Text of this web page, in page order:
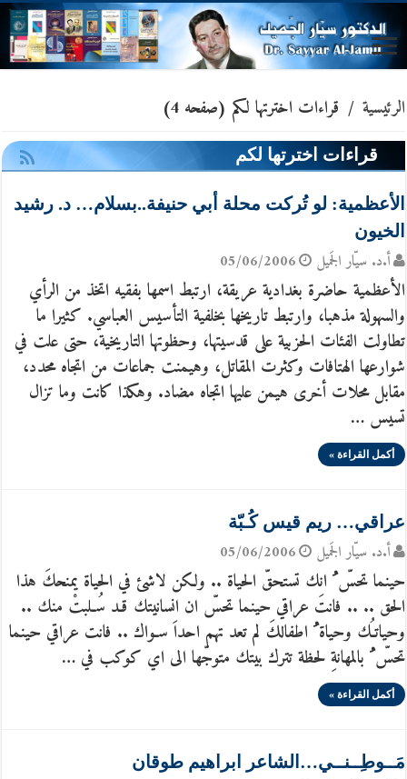
الرئيسية / قراءات اخترتها لكم (صفحه 4)
قراءات اخترتها لكم
الأعظمية: لو تُركت محلة أبي حنيفة..بسلام… د. رشيد
الخيون
أ.د. سيّار الجَميل 05/06/2006
الأعظمية حاضرة بغدادية عريقة، ارتبط اسمها بفقيه اتخذ من الرأي
والسهولة مذهبا، وارتبط تاريخها بخلفية التأسيس العباسي. كثيرا ما
تطاولت الفئات الحزبية على قدسيتها، وحظوتها التاريخية، حتى علت في
شوارعها الهتافات وكثرت المقاتل، وهيمنت جماعات من اتجاه محدد،
مقابل محلات أخرى هيمن عليها اتجاه مضاد. وهكذا كانت وما تزال
تسيس …
أكمل القراءة »
عراقي… ريم قيس كُـبّة
أ.د. سيّار الجَميل 05/06/2006
حينما تحسّ ُ انك تستحقّ الحياة .. ولكن لاشئ في الحياة يمنحكَ هذا
الحق .. .. فانتَ عراقي حينما تحسّ ان انسانيتك قـد سُـلبتْ منك ..
وحياتـُك وحياة ُ اطفالكَ لم تعد تهم احداَ سـواك .. فانت عراقي حينما
تحسّ ُ بالمهانةِ لحظة تترك بيتك متوجّها الى اي كوكب في …
أكمل القراءة »
مَــوطِــنــي…الشاعر ابراهيم طوقان